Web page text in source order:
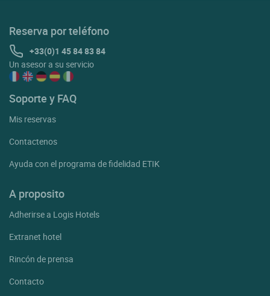
Reserva por teléfono
+33(0)1 45 84 83 84
Un asesor a su servicio
Soporte y FAQ
Mis reservas
Contactenos
Ayuda con el programa de fidelidad ETIK
A proposito
Adherirse a Logis Hotels
Extranet hotel
Rincón de prensa
Contacto